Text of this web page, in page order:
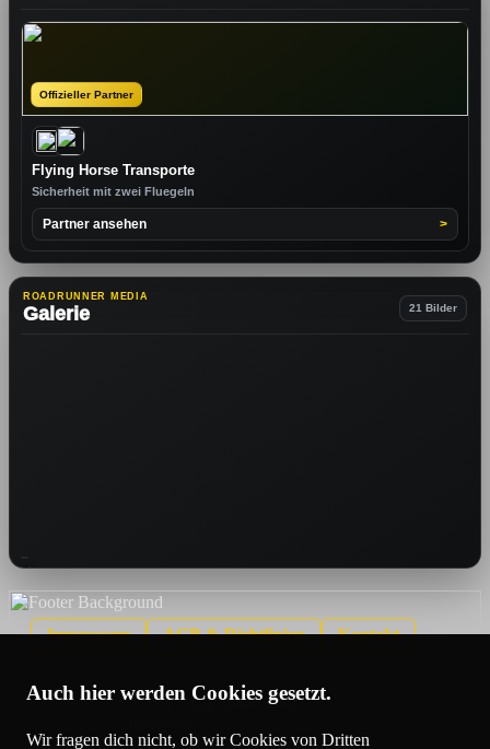
Auch hier werden Cookies gesetzt.
Wir fragen dich nicht, ob wir Cookies von Dritten
Offizieller Partner
Flying Horse Transporte
Sicherheit mit zwei Fluegeln
Partner ansehen >
ROADRUNNER MEDIA
Galerie 21 Bilder
Impressum AGB& Richtlinien Kontakt
© 2020 - 2026 Roadrunner